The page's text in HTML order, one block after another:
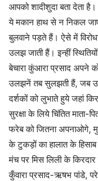
आपको शादीशुदा बता देता
ये मकान हाथ से न निकल
बुलवाने पड़ते हैं। ऐसे में
उलझ जाती हैं। इन्हीं
बेचारा कुंआरा प्रसाद अपने
उलझनें तब सुलझती हैं, जब
दर्शकों को लुभाते हुये जहां
सुरक्षा के लिये चिंतित माता-
फरेब को जितना अपनाओगे,
के टुकड़ों का हालात के
मंच पर मिस लिली के किरदार
कुँवारा प्रसाद-ऋषभ पांडे,